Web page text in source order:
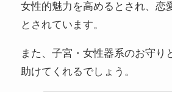
女性的魅力を高めるとされ、恋
とされています。
また、子宮・女性器系のお守り
助けてくれるでしょう。